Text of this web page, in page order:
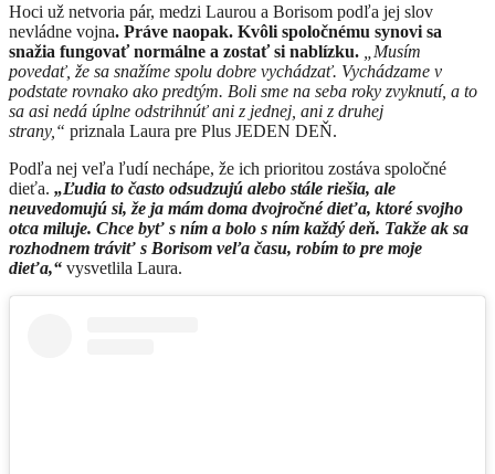
Hoci už netvoria pár, medzi Laurou a Borisom podľa jej slov
nevládne vojna. Práve naopak. Kvôli spoločnému synovi sa
snažia fungovať normálne a zostať si nablízku.
„Musím
povedať, že sa snažíme spolu dobre vychádzať. Vychádzame v
podstate rovnako ako predtým. Boli sme na seba roky zvyknutí, a to
sa asi nedá úplne odstrihnúť ani z jednej, ani z druhej
strany,“ priznala Laura pre Plus JEDEN DEŇ.
Podľa nej veľa ľudí nechápe, že ich prioritou zostáva spoločné
dieťa. „Ľudia to často odsudzujú alebo stále riešia, ale
neuvedomujú si, že ja mám doma dvojročné dieťa, ktoré svojho
otca miluje. Chce byť s ním a bolo s ním každý deň. Takže ak sa
rozhodnem tráviť s Borisom veľa času, robím to pre moje
dieťa,“ vysvetlila Laura.